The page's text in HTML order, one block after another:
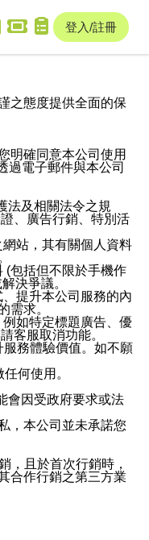
登入/註冊
之態度提供全面的保
明確同意本公司使用
過電子郵件與本公司
法及相關法令之規
、廣告行銷、特別活
站，其有關個人資料
(包括但不限於手機作
決爭議。
提升本公司服務的內
需求。
如特定標題廣告、優
客服取消功能。
務體驗價值。如不願
何使用。
會因受政府要求或法
，本公司並未承諾您
，且於首次行銷時，
合作行銷之第三方業